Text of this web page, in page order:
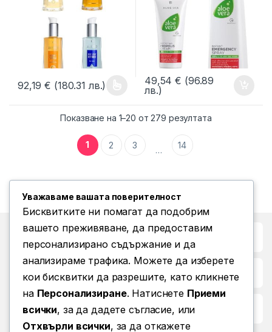
92,19€ (180.31 лв.)
This product has multiple variants. The options may be chosen
49,54€ (96.89
лв.)
Показване на 1–20 от 279 резултата
1 2 3 … 14
Бърз достъп до
Повече информация
Условия за ползване
Уважаваме вашата поверителност
Бисквитките ни помагат да подобрим
вашето преживяване, да предоставим
персонализирано съдържание и да
анализираме трафика. Можете да изберете
кои бисквитки да разрешите, като кликнете
на Персонализиране. Натиснете Приеми
всички, за да дадете съгласие, или
Отхвърли всички, за да откажете